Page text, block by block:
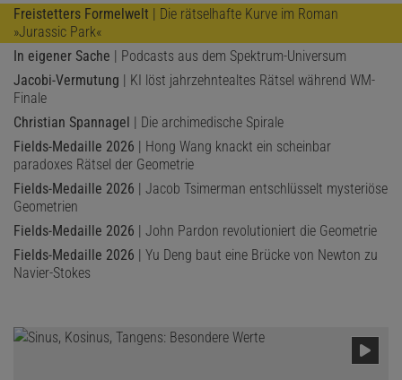
Freistetters Formelwelt | Die rätselhafte Kurve im Roman
»Jurassic Park«
In eigener Sache | Podcasts aus dem Spektrum-Universum
Jacobi-Vermutung | KI löst jahrzehntealtes Rätsel während WM-
Finale
Christian Spannagel | Die archimedische Spirale
Fields-Medaille 2026 | Hong Wang knackt ein scheinbar
paradoxes Rätsel der Geometrie
Fields-Medaille 2026 | Jacob Tsimerman entschlüsselt mysteriöse
Geometrien
Fields-Medaille 2026 | John Pardon revolutioniert die Geometrie
Fields-Medaille 2026 | Yu Deng baut eine Brücke von Newton zu
Navier-Stokes